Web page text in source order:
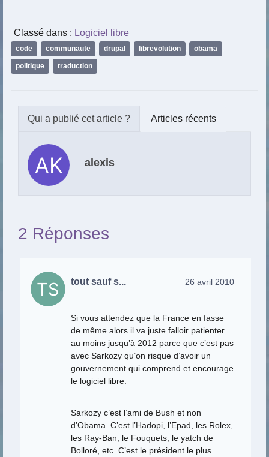
Classé dans : Logiciel libre
code communaute drupal librevolution obama
politique traduction
Articles récents
alexis
2 Réponses
tout sauf s... 26 avril 2010
Si vous attendez que la France en fasse
de même alors il va juste falloir patienter
au moins jusqu’à 2012 parce que c’est pas
avec Sarkozy qu’on risque d’avoir un
gouvernement qui comprend et encourage
le logiciel libre.
Sarkozy c’est l’ami de Bush et non
d’Obama. C’est l’Hadopi, l’Epad, les Rolex,
les Ray-Ban, le Fouquets, le yatch de
Bolloré, etc. C’est le président le plus